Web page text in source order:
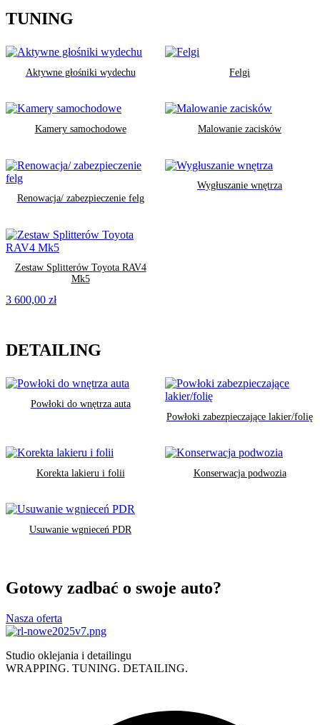
TUNING
Aktywne głośniki wydechu Felgi
Kamery samochodowe Malowanie zacisków
Renowacja/ zabezpieczenie felg
Wygłuszanie wnętrza
Zestaw Splitterów Toyota RAV4
Mk5
3 600,00 zł
DETAILING
Powłoki do wnętrza auta
Powłoki zabezpieczające lakier/folię
Korekta lakieru i folii Konserwacja podwozia
Usuwanie wgnieceń PDR
Gotowy zadbać o swoje auto?
Nasza oferta
Studio oklejania i detailingu
WRAPPING. TUNING. DETAILING.